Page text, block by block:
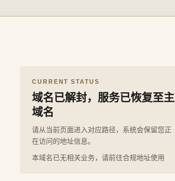
CURRENT STATUS
域名已解封，服务已恢复至主
域名
请从当前页面进入对应路径，系统会保留您正
在访问的地址信息。
本域名已无相关业务，请前往合规地址使用